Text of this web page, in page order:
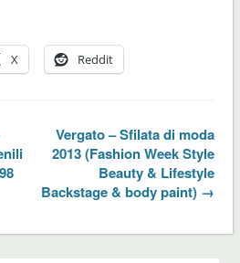
X Reddit
Vergato – Sfilata di moda
2013 (Fashion Week Style
Beauty & Lifestyle
Backstage & body paint) →